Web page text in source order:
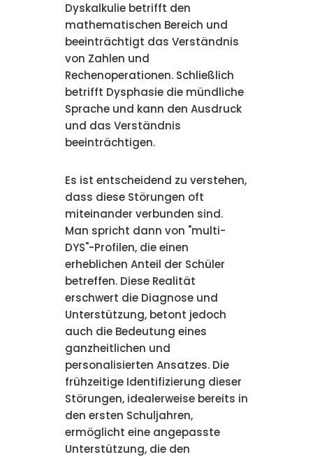
Dyskalkulie betrifft den
mathematischen Bereich und
beeinträchtigt das Verständnis
von Zahlen und
Rechenoperationen. Schließlich
betrifft Dysphasie die mündliche
Sprache und kann den Ausdruck
und das Verständnis
beeinträchtigen.
Es ist entscheidend zu verstehen,
dass diese Störungen oft
miteinander verbunden sind.
Man spricht dann von "multi-
DYS"-Profilen, die einen
erheblichen Anteil der Schüler
betreffen. Diese Realität
erschwert die Diagnose und
Unterstützung, betont jedoch
auch die Bedeutung eines
ganzheitlichen und
personalisierten Ansatzes. Die
frühzeitige Identifizierung dieser
Störungen, idealerweise bereits in
den ersten Schuljahren,
ermöglicht eine angepasste
Unterstützung, die den